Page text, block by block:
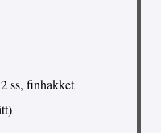
ss, finhakket